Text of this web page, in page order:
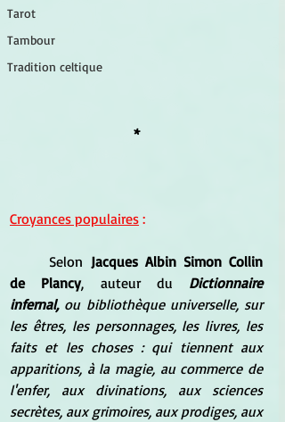
Tarot
Tambour
Tradition celtique
*
Croyances populaires :
Selon Jacques Albin Simon Collin
de Plancy, auteur du
Dictionnaire
infernal, ou bibliothèque universelle, sur
les êtres, les personnages, les livres, les
faits et les choses : qui tiennent aux
apparitions, à la magie, au commerce de
l'enfer, aux divinations, aux sciences
secrètes, aux grimoires, aux prodiges, aux